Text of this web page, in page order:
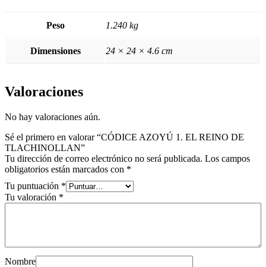
Peso 1.240 kg
Dimensiones 24 × 24 × 4.6 cm
Valoraciones
No hay valoraciones aún.
Sé el primero en valorar “CÓDICE AZOYÚ 1. EL REINO DE
TLACHINOLLAN”
Tu dirección de correo electrónico no será publicada. Los campos
obligatorios están marcados con *
Tu puntuación *
Tu valoración *
Nombre